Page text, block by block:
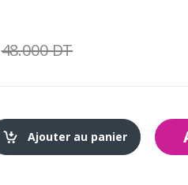
48.000 DT
Ajouter au panier